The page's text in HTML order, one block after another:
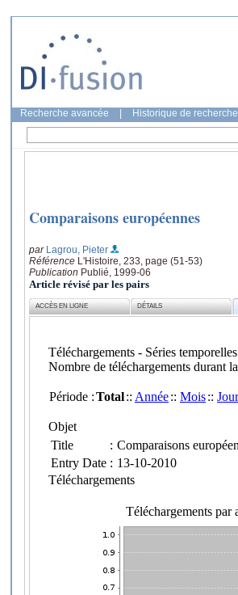
Recherche avancée Historique de recherche
Comparaisons européennes
par Lagrou, Pieter
Référence L'Histoire, 233, page (51-53)
Publication Publié, 1999-06
Article révisé par les pairs
ACCÈS EN LIGNE DÉTAILS